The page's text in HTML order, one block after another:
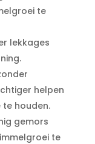
te
lekkages
helpen
houden.​
gemors
te